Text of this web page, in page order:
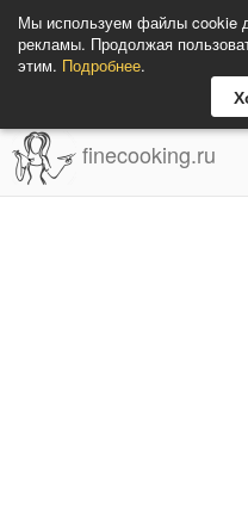
Мы используем файлы cookie
рекламы. Продолжая
этим. Подробнее.
finecooking.ru